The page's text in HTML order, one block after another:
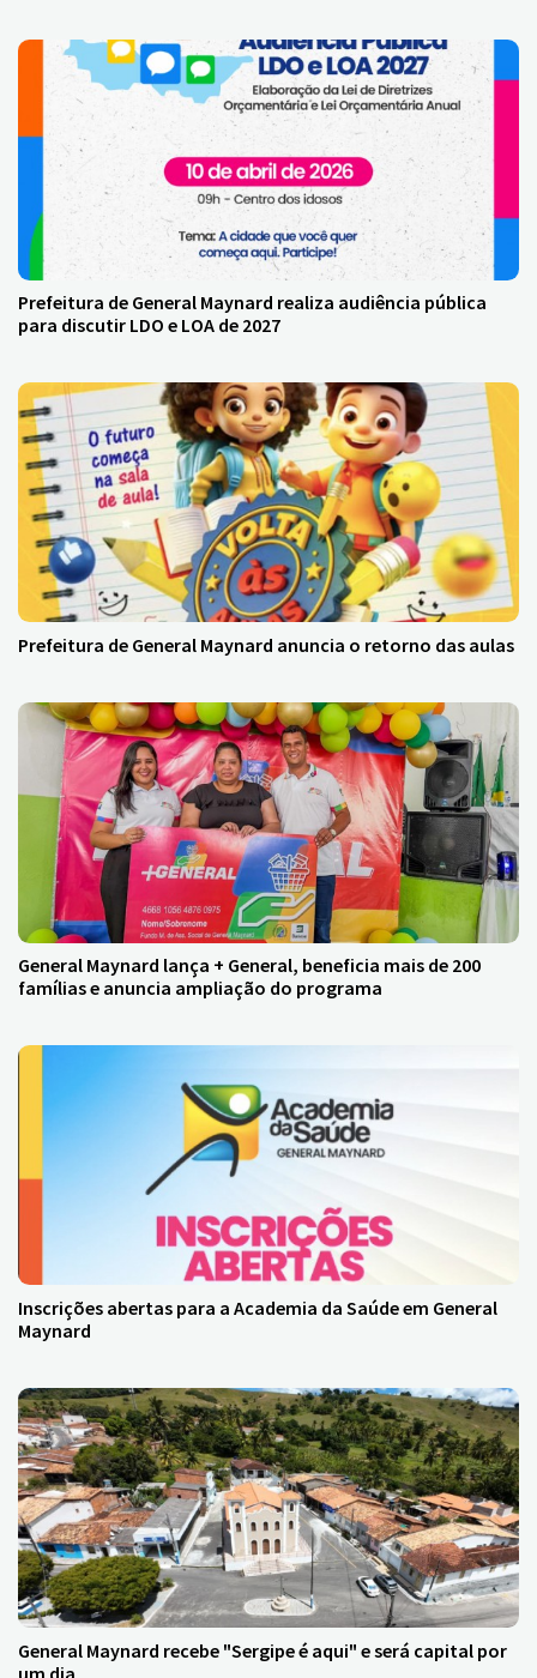
Prefeitura de General Maynard realiza audiência pública
para discutir LDO e LOA de 2027
Prefeitura de General Maynard anuncia o retorno das aulas
General Maynard lança + General, beneficia mais de 200
famílias e anuncia ampliação do programa
Inscrições abertas para a Academia da Saúde em General
Maynard
General Maynard recebe "Sergipe é aqui" e será capital por